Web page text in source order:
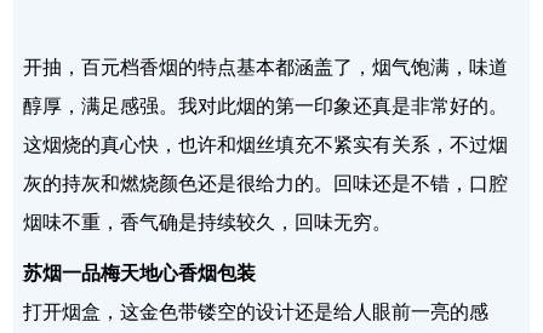
开抽，百元档香烟的特点基本都涵盖了，烟气饱满，味道
醇厚，满足感强。我对此烟的第一印象还真是非常好的。
这烟烧的真心快，也许和烟丝填充不紧实有关系，不过烟
灰的持灰和燃烧颜色还是很给力的。回味还是不错，口腔
烟味不重，香气确是持续较久，回味无穷。
苏烟一品梅天地心香烟包装
打开烟盒，这金色带镂空的设计还是给人眼前一亮的感